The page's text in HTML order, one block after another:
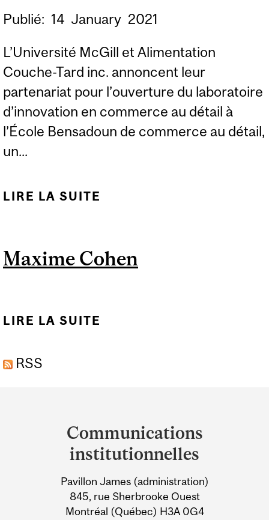
Publié: 14 January 2021
L’Université McGill et Alimentation
Couche-Tard inc. annoncent leur
partenariat pour l’ouverture du laboratoire
d’innovation en commerce au détail à
l’École Bensadoun de commerce au détail,
un...
LIRE LA SUITE
COUCHE-TARD
Maxime Cohen
LIRE LA SUITE
RSS
University
Information
Communications
institutionnelles
Pavillon James (administration)
845, rue Sherbrooke Ouest
Montréal (Québec) H3A 0G4